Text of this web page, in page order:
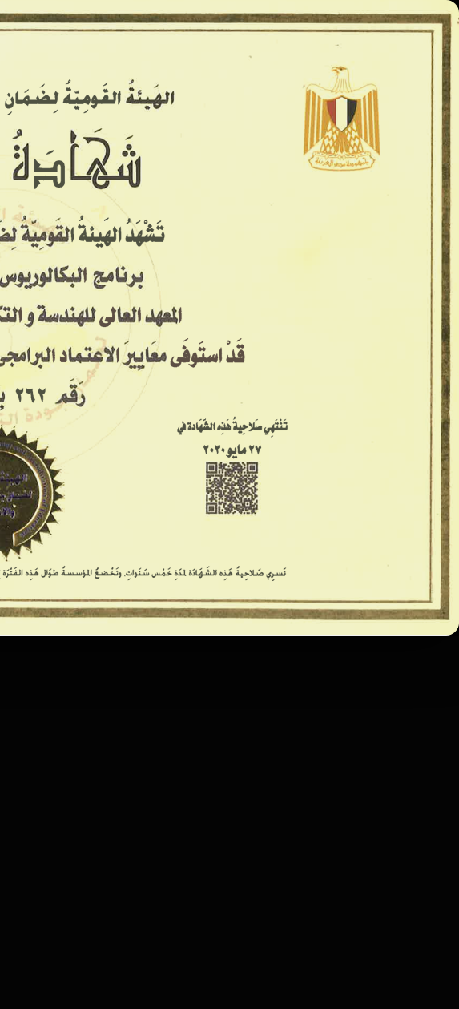
المعاهد العليا - كينج مريوط
الأسكندريه
الرئيسية معاهدنا ▾